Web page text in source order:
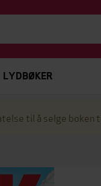
LYDBØKER
til å selge boken